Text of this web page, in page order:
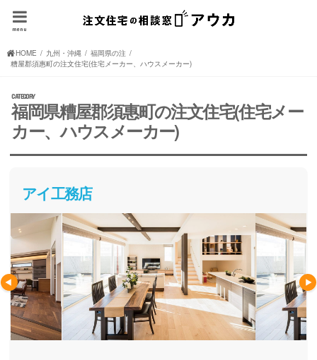
menu
HOME 九州・沖縄の注文住宅(住宅メーカー、ハウスメーカー)
福岡県の注文住宅(住宅メーカー、ハウスメーカー)
糟屋郡須惠町の注文住宅(住宅メーカー、ハウスメーカー)
福岡県糟屋郡須惠町の注文住宅(住宅メー
カー、ハウスメーカー)
アイ工務店